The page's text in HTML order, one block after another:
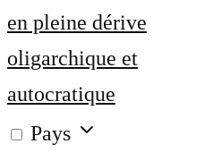
en pleine dérive
oligarchique et
autocratique
Pays